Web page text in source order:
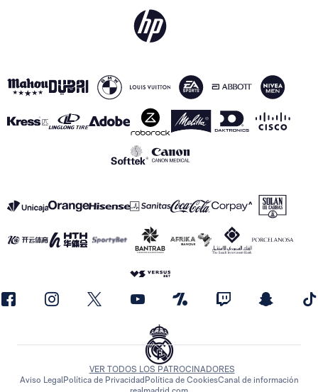
VER TODOS LOS PATROCINADORES
Aviso LegalPolítica de Privacidad Política de CookiesCanal de información